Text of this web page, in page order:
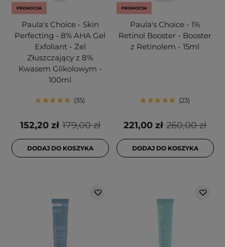
PROMOCJA
Paula's Choice - Skin
Perfecting - 8% AHA Gel
Exfoliant - Żel
Złuszczający z 8%
Kwasem Glikolowym -
100ml
35
179,00 zł
152,20 zł
DODAJ DO KOSZYKA
PROMOCJA
Paula's Choice - 1%
Retinol Booster - Booster
z Retinolem - 15ml
23
260,00 zł
221,00 zł
DODAJ DO KOSZYKA